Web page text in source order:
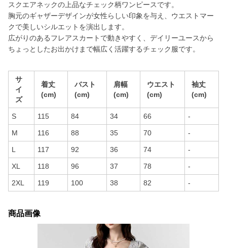
スクエアネックの上品なチェック柄ワンピースです。
胸元のギャザーデザインが女性らしい印象を与え、ウエストマー
クで美しいシルエットを演出します。
広がりのあるフレアスカートで動きやすく、デイリーユースから
ちょっとしたお出かけまで幅広く活躍するチェック服です。
サ
イ
ズ
着丈
(cm)
バスト
(cm)
肩幅
(cm)
ウエスト
(cm)
袖丈
(cm)
S 115 84 34 66 -
M 116 88 35 70 -
L 117 92 36 74 -
XL 118 96 37 78 -
2XL 119 100 38 82 -
商品画像